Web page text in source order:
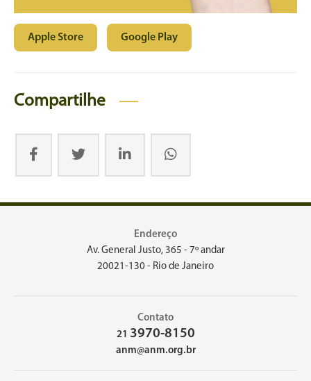
Apple Store Google Play
Compartilhe
Endereço
Av. General Justo, 365 - 7º andar
20021-130 - Rio de Janeiro
Contato
21 3970-8150
anm@anm.org.br